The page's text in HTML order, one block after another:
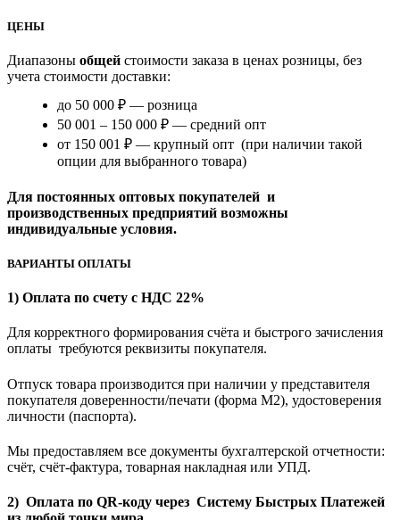
ЦЕНЫ
Диапазоны общей стоимости заказа в ценах розницы, без
учета стоимости доставки:
до 50 000 ₽ — розница
50 001 – 150 000 ₽ — средний опт
от 150 001 ₽ — крупный опт (при наличии такой
опции для выбранного товара)
Для постоянных оптовых покупателей и
производственных предприятий возможны
индивидуальные условия.
ВАРИАНТЫ ОПЛАТЫ
1) Оплата по счету с НДС 22%
Для корректного формирования счёта и быстрого зачисления
оплаты требуются реквизиты покупателя.
Отпуск товара производится при наличии у представителя
покупателя доверенности/печати (форма M2), удостоверения
личности (паспорта).
Мы предоставляем все документы бухгалтерской отчетности:
счёт, счёт-фактура, товарная накладная или УПД.
2) Оплата по QR-коду через Систему Быстрых Платежей